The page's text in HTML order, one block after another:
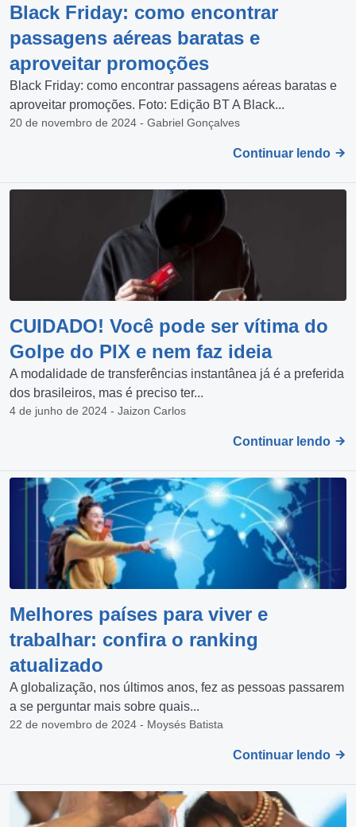
Black Friday: como encontrar
passagens aéreas baratas e
aproveitar promoções
Black Friday: como encontrar passagens aéreas baratas e
aproveitar promoções. Foto: Edição BT A Black...
20 de novembro de 2024 - Gabriel Gonçalves
Continuar lendo
CUIDADO! Você pode ser vítima do
Golpe do PIX e nem faz ideia
A modalidade de transferências instantânea já é a preferida
dos brasileiros, mas é preciso ter...
4 de junho de 2024 - Jaizon Carlos
Continuar lendo
Melhores países para viver e
trabalhar: confira o ranking
atualizado
A globalização, nos últimos anos, fez as pessoas passarem
a se perguntar mais sobre quais...
22 de novembro de 2024 - Moysés Batista
Continuar lendo